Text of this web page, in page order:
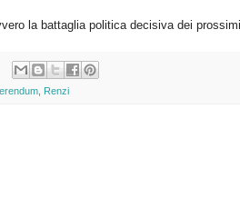
la battaglia politica decisiva dei
Renzi